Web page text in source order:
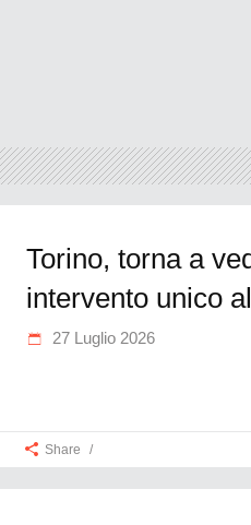
Torino, torna a
intervento unico
27 Luglio 2026
Share